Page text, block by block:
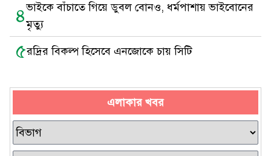
৪ভাইকে বাঁচাতে গিয়ে ডুবল বোনও, ধর্মপাশায় ভাইবোনের
মৃত্যু
৫রদ্রির বিকল্প হিসেবে এনজোকে চায় সিটি
এলাকার খবর